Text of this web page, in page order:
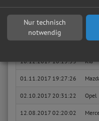
21.03.2018 10:41:20
Sie suchen in Teltow eine
18.12.2017 16:15:53 Kia
01.11.2017 19:27:26
02.10.2017 20:31:22 Opel
12.08.2017 02:20:02
Nur technisch
notwendig